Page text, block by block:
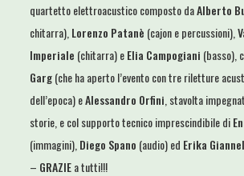
quartetto elettroacustico composto daAlberto
chitarra), Lorenzo Patanè (cajon e percussioni),
Imperiale (chitarra) eElia Campogiani (basso),
Garg(che ha aperto l’evento con tre riletture
dell’epoca) eAlessandro Orfini , stavolta
storie, e col supporto tecnico imprescindibile di
(immagini), Diego Spano (audio) ed Erika
– GRAZIEa tutti!!!